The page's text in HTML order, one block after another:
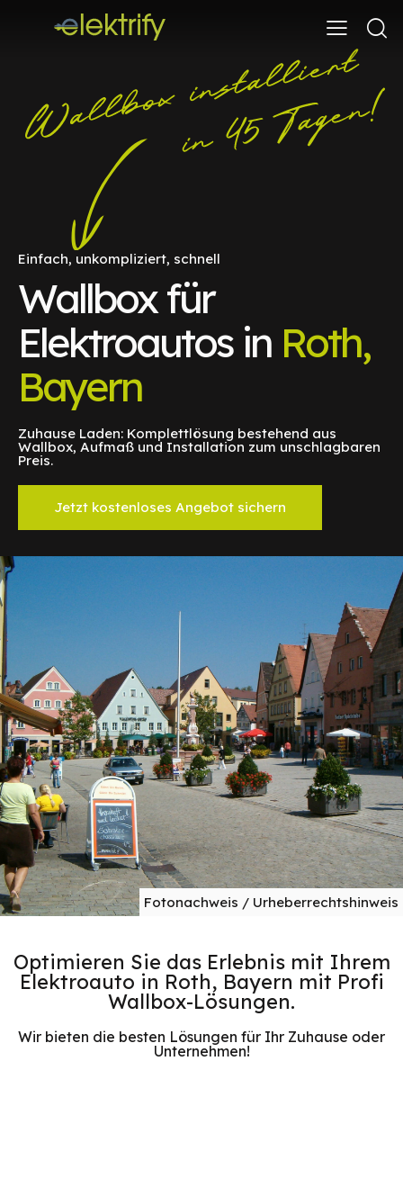
Einfach, unkompliziert, schnell
Wallbox für
Elektroautos in Roth,
Bayern
Zuhause Laden: Komplettlösung bestehend aus
Wallbox, Aufmaß und Installation zum unschlagbaren
Preis.
Jetzt kostenloses Angebot sichern
Fotonachweis / Urheberrechtshinweis
Optimieren Sie das Erlebnis mit Ihrem
Elektroauto in Roth, Bayern mit Profi
Wallbox-Lösungen.
Wir bieten die besten Lösungen für Ihr Zuhause oder
Unternehmen!